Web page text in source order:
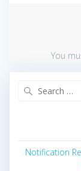
You
Notification